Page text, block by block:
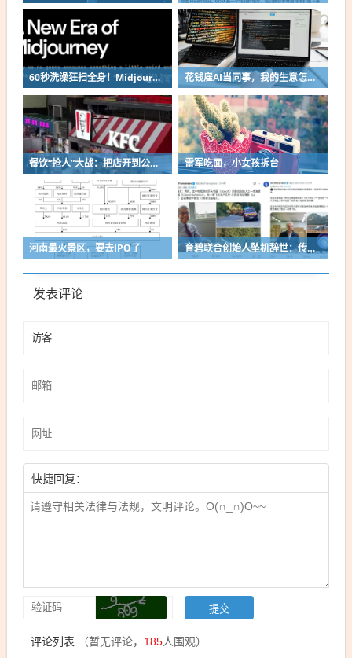
60秒洗澡狂扫全身！Midjourney算力怪兽干翻传统CT？ 花钱雇AI当同事，我的生意怎么样了？
餐饮“抢人”大战：把店开到公交站、演唱会… 雷军吃面，小女孩拆台
河南最火景区，要去IPO了 育碧联合创始人坠机辞世：传奇背后的关键人物
发表评论
快捷回复：
评论列表 （暂无评论， 185人围观）